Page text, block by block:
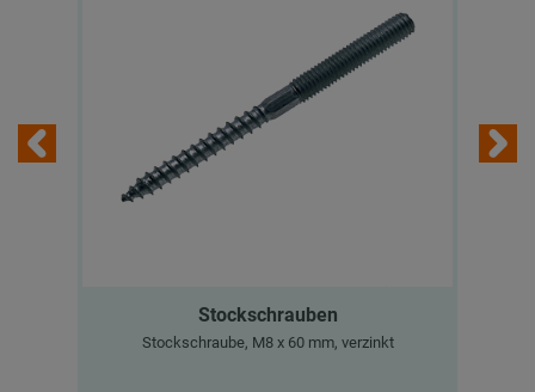
Stockschrauben
Stockschraube, M8 x 60 mm, verzinkt